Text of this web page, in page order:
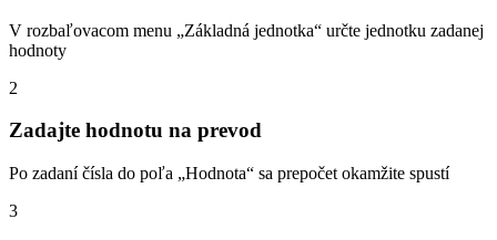
V rozbaľovacom menu „Základná jednotka“ určte jednotku zadanej
hodnoty
2
Zadajte hodnotu na prevod
Po zadaní čísla do poľa „Hodnota“ sa prepočet okamžite spustí
3